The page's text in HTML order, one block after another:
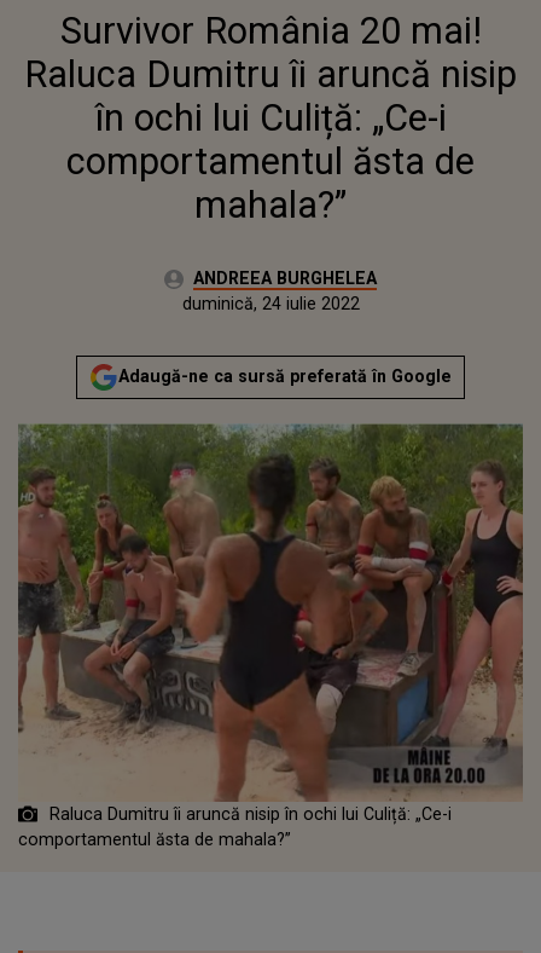
RALUCA DUMITRU ÎI ARUNCĂ
NISIP ÎN OCHI LUI CULIȚĂ: „CE-I
COMPORTAMENTUL ĂSTA DE
MAHALA?”
Survivor România 20 mai!
Raluca Dumitru îi aruncă nisip
în ochi lui Culiță: „Ce-i
comportamentul ăsta de
mahala?”
Autor:ANDREEA BURGHELEA
miercuri, 19 mai 2021Actualizat:
duminică, 24 iulie 2022
Adaugă-ne ca sursă preferată în Google
Raluca Dumitru îi aruncă nisip în ochi lui Culiță: „Ce-i
comportamentul ăsta de mahala?”